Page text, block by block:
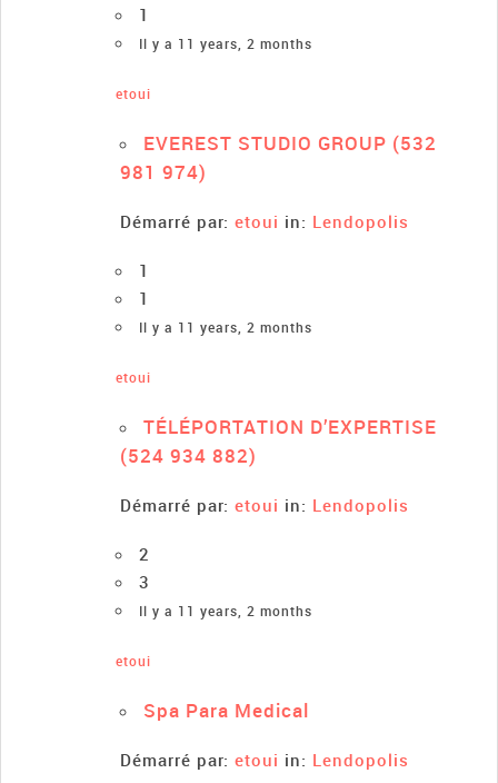
1
Il y a 11 years, 2 months
etoui
EVEREST STUDIO GROUP (532
981 974)
Démarré par: etoui in: Lendopolis
1
1
Il y a 11 years, 2 months
etoui
TÉLÉPORTATION D’EXPERTISE
(524 934 882)
Démarré par: etoui in: Lendopolis
2
3
Il y a 11 years, 2 months
etoui
Spa Para Medical
Démarré par: etoui in: Lendopolis